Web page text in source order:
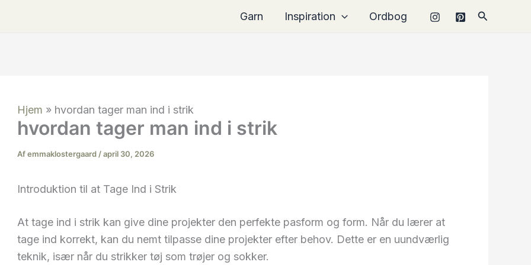
Garn Inspiration Ordbog Søg
Hjem » hvordan tager man ind i strik
hvordan tager man ind i strik
Afemmaklostergaard /april 30, 2026
Introduktion til at Tage Ind i Strik
At tage ind i strik kan give dine projekter den perfekte pasform og form. Når du lærer at
tage ind korrekt, kan du nemt tilpasse dine projekter efter behov. Dette er en uundværlig
teknik, især når du strikker tøj som trøjer og sokker.